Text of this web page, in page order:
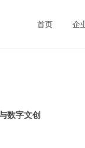
首页 企
数字文创